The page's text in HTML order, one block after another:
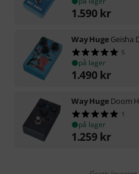
1.590 kr
Way Huge Geisha
5
på lager
1.490 kr
Way Huge Doom
1
på lager
1.259 kr